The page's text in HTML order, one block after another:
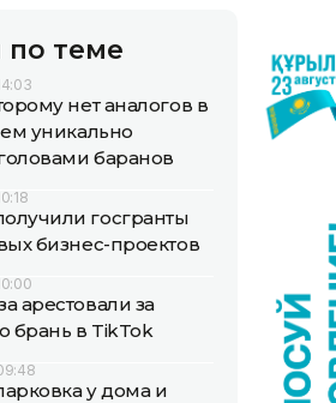
по теме
нет аналогов в
уникально
баранов
госгранты
бизнес-проектов
арестовали за
брань в TikTok
у дома и